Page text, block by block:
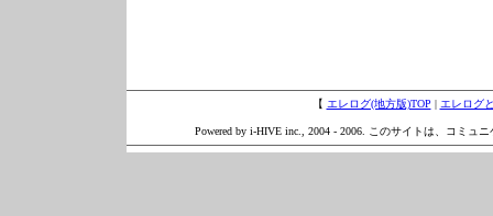
【 エレログ(地方版)TOP | エレログ
Powered by i-HIVE inc., 2004 - 2006. このサイトは、コミュ